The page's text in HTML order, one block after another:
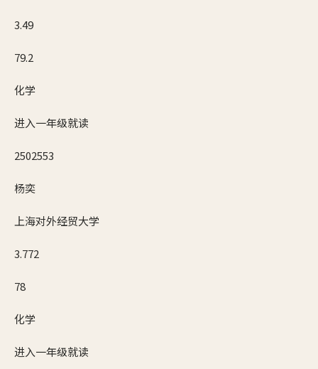
3.49
79.2
化学
进入一年级就读
2502553
杨奕
上海对外经贸大学
3.772
78
化学
进入一年级就读